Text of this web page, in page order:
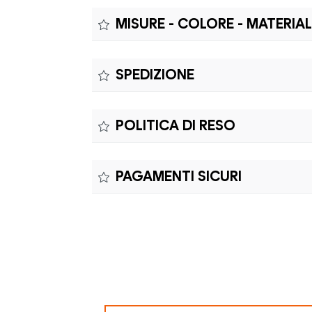
MISURE - COLORE -
MISURE: A - CALIBRO 45mm | B - PONTE
SPEDIZIONE
richiedere riparazioni o sostituzioni senza
POLITICA DI RESO
Il prodotto è coperto da garanzia legale di
PAGAMENTI SICURI